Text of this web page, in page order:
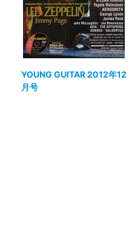
YOUNG GUITAR 2012年12
月号